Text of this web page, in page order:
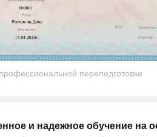
переподготовке
и надежное обучение на